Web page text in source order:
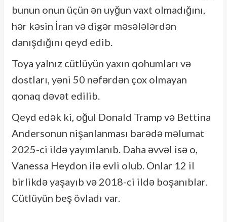
bunun onun üçün ən uyğun vaxt olmadığını,
hər kəsin İran və digər məsələlərdən
danışdığını qeyd edib.
Toya yalnız cütlüyün yaxın qohumları və
dostları, yəni 50 nəfərdən çox olmayan
qonaq dəvət edilib.
Qeyd edək ki, oğul Donald Tramp və Bettina
Andersonun nişanlanması barədə məlumat
2025-ci ildə yayımlanıb. Daha əvvəl isə o,
Vanessa Heydon ilə evli olub. Onlar 12 il
birlikdə yaşayıb və 2018-ci ildə boşanıblar.
Cütlüyün beş övladı var.